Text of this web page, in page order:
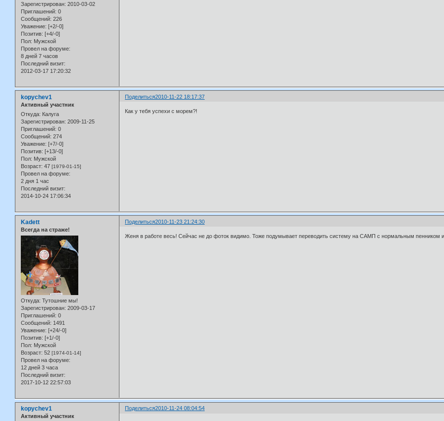
Зарегистрирован: 2010-03-02
Приглашений: 0
Сообщений: 226
Уважение: [+2/-0]
Позитив: [+4/-0]
Пол: Мужской
Провел на форуме:
8 дней 7 часов
Последний визит:
2012-03-17 17:20:32
Поделиться2010-11-22 18:17:37
kopychev1
Активный участник
Откуда: Калуга
Зарегистрирован: 2009-11-25
Приглашений: 0
Сообщений: 274
Уважение: [+7/-0]
Позитив: [+13/-0]
Пол: Мужской
Возраст: 47 [1979-01-15]
Провел на форуме:
2 дня 1 час
Последний визит:
2014-10-24 17:06:34
Как у тебя успехи с морем?!
Поделиться2010-11-23 21:24:30
Kadett
Всегда на страже!
Откуда: Тутошние мы!
Зарегистрирован: 2009-03-17
Приглашений: 0
Сообщений: 1491
Уважение: [+24/-0]
Позитив: [+1/-0]
Пол: Мужской
Возраст: 52 [1974-01-14]
Провел на форуме:
12 дней 3 часа
Последний визит:
2017-10-12 22:57:03
Женя в работе весь! Сейчас не до фоток видимо. Тоже подумывает переводить систему на САМП с нормальным пенником
Поделиться2010-11-24 08:04:54
kopychev1
Активный участник